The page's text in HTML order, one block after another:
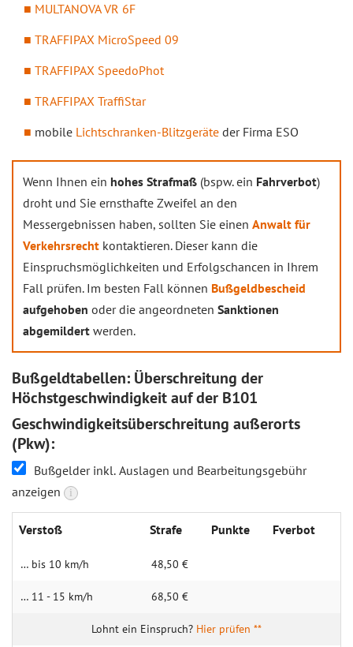
MULTANOVA VR 6F
TRAFFIPAX MicroSpeed 09
TRAFFIPAX SpeedoPhot
TRAFFIPAX TraffiStar
mobile Lichtschranken-Blitzgeräte der Firma ESO
Wenn Ihnen ein hohes Strafmaß (bspw. ein Fahrverbot)
droht und Sie ernsthafte Zweifel an den
Messergebnissen haben, sollten Sie einen Anwalt für
Verkehrsrecht kontaktieren. Dieser kann die
Einspruchsmöglichkeiten und Erfolgschancen in Ihrem
Fall prüfen. Im besten Fall können Bußgeldbescheid
aufgehoben oder die angeordneten Sanktionen
abgemildert werden.
Bußgeldtabellen: Überschreitung der
Höchstgeschwindigkeit auf der B101
Geschwindigkeitsüberschreitung außerorts
(Pkw):
Bußgelder inkl. Auslagen und Bearbeitungsgebühr
anzeigen
i
Verstoß Strafe Punkte Fverbot
… bis 10 km/h 48,50 €
… 11 - 15 km/h 68,50 €
Hier prüfen **